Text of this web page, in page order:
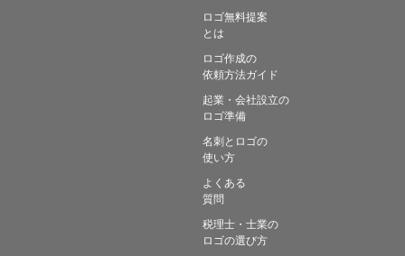
ロゴ無料提案
とは
ロゴ作成の
依頼方法ガイド
起業・会社設立の
ロゴ準備
名刺とロゴの
使い方
よくある
質問
税理士・士業の
ロゴの選び方